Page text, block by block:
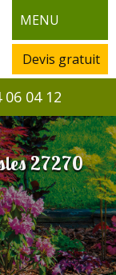
MENU
Devis gratuit
06 04 12
27270